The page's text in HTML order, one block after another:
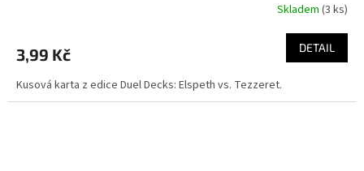
Skladem (3 ks)
3,99 Kč DETAIL
Kusová karta z edice Duel Decks: Elspeth vs. Tezzeret.